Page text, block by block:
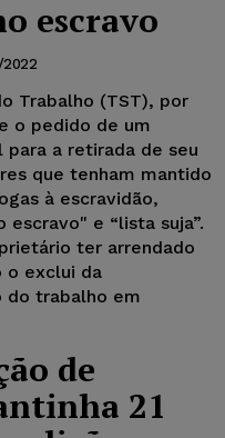
escravo
2022
Trabalho (TST), por
o pedido de um
para a retirada de seu
que tenham mantido
à escravidão,
e “lista suja”.
ter arrendado
o exclui da
do trabalho em
de
21